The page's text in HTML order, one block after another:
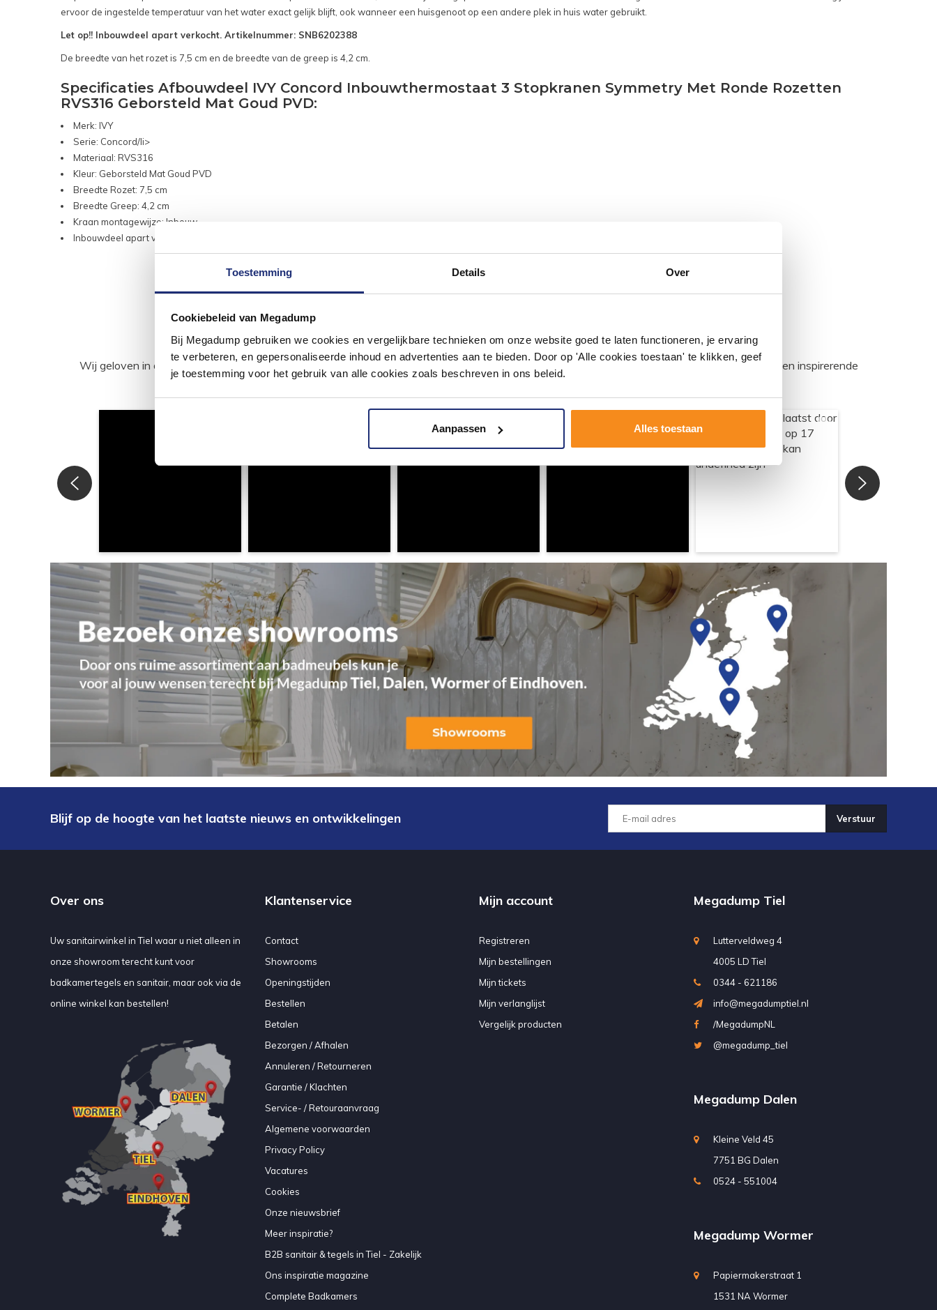
Toestemming Details Over
Cookiebeleid van Megadump
Bij Megadump gebruiken we cookies en vergelijkbare technieken om onze website goed te laten functioneren, je ervaring
te verbeteren, en gepersonaliseerde inhoud en advertenties aan te bieden. Door op 'Alle cookies toestaan' te klikken, geef
je toestemming voor het gebruik van alle cookies zoals beschreven in ons beleid.
Aanpassen Alles toestaan
ervoor de ingestelde temperatuur van het water exact gelijk blijft, ook wanneer een huisgenoot op een andere plek in huis water gebruikt.
Let op!! Inbouwdeel apart verkocht. Artikelnummer: SNB6202388
De breedte van het rozet is 7,5 cm en de breedte van de greep is 4,2 cm.
Specificaties Afbouwdeel IVY Concord Inbouwthermostaat 3 Stopkranen Symmetry Met Ronde Rozetten
RVS316 Geborsteld Mat Goud PVD:
Merk: IVY
Serie: Concord/li>
Materiaal: RVS316
Kleur: Geborsteld Mat Goud PVD
Breedte Rozet: 7,5 cm
Breedte Greep: 4,2 cm
Kraan montagewijze: Inbouw
Inbouwdeel apart verkocht
#mijndroombadkamer
Wij geloven in de kracht van delen. Deel jouw badkamer op Instagram met #mijndroombadkamer en tag @megadumpnl. Samen bouwen we een inspirerende
omgeving vol met unieke badkamerstijlen. Doe je mee?
Blijf op de hoogte van het laatste nieuws en ontwikkelingen Verstuur
Over ons
Uw sanitairwinkel in Tiel waar u niet alleen in
onze showroom terecht kunt voor
badkamertegels en sanitair, maar ook via de
online winkel kan bestellen!
Klantenservice
Contact
Showrooms
Openingstijden
Bestellen
Betalen
Bezorgen / Afhalen
Annuleren / Retourneren
Garantie / Klachten
Service- / Retouraanvraag
Algemene voorwaarden
Privacy Policy
Vacatures
Cookies
Onze nieuwsbrief
Meer inspiratie?
B2B sanitair & tegels in Tiel - Zakelijk
Ons inspiratie magazine
Complete Badkamers
Mijn account
Registreren
Mijn bestellingen
Mijn tickets
Mijn verlanglijst
Vergelijk producten
Megadump Tiel
Lutterveldweg 4
4005 LD Tiel
0344 - 621186
info@megadumptiel.nl
/MegadumpNL
@megadump_tiel
Megadump Dalen
Kleine Veld 45
7751 BG Dalen
0524 - 551004
Megadump Wormer
Papiermakerstraat 1
1531 NA Wormer